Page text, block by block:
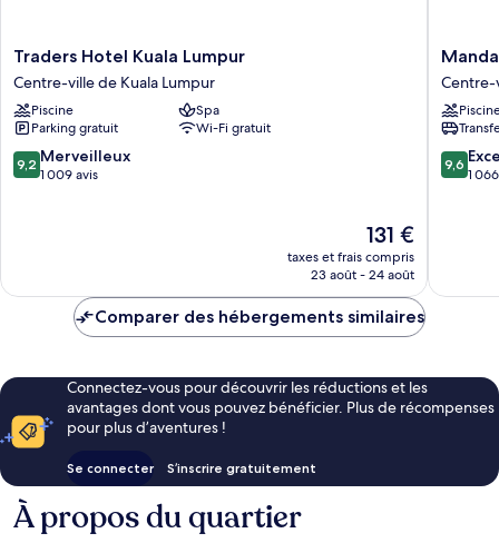
Traders
Hotel
Kuala
Lumpur
Centre-
ville
de
Traders Hotel Kuala Lumpur
Centre-ville de Kuala Lumpur
Piscine
Spa
Parking gratuit
Wi-Fi gratuit
9.2
sur
9,2 Merveilleux
1 009 avis
Le
nouveau
prix
de
131 €
taxes et frais compris
23 août - 24 août
Kuala
Lumpur
Centre-
ville
de
Centre-
9.6
sur
9,6
1
Comparer des hébergements similaires
Connectez-vous pour découvrir les réductions et les
avantages dont vous pouvez bénéficier. Plus de récompenses
pour plus d’aventures !
Se connecter S’inscrire gratuitement
À propos du quartier